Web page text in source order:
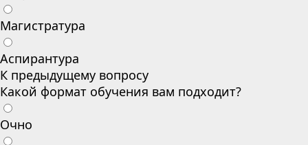
Магистратура
Аспирантура
К предыдущему вопросу
Какой формат обучения вам подходит?
Очно